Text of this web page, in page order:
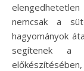
nemcsak a
hagyományok
segítenek a